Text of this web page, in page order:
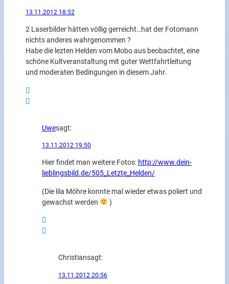
13.11.2012 18:52
2 Laserbilder hätten völlig gerreicht…hat der Fotomann
nichts anderes wahrgenommen ?
Habe die lezten Helden vom Mobo aus beobachtet, eine
schöne Kultveranstaltung mit guter Wettfahrtleitung
und moderaten Bedingungen in diesem Jahr.
Uwesagt:
13.11.2012 19:50
Hier findet man weitere Fotos: http://www.dein-
lieblingsbild.de/505_Letzte_Helden/
(Die lila Möhre konnte mal wieder etwas poliert und
gewachst werden
)
Christiansagt:
13.11.2012 20:56